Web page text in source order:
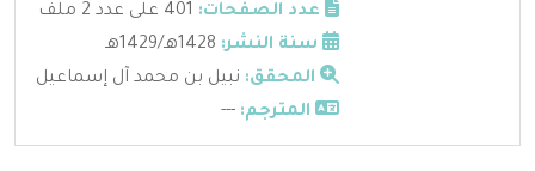
عدد الصفحات:
سنة النشر:
المحقق: نبيل بن محمد آل إسماعيل
المترجم: ---